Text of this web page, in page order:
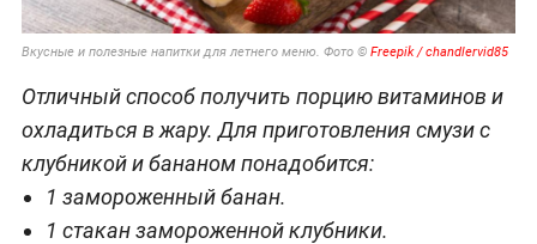
Вкусные и полезные напитки для летнего меню. Фото © Freepik / chandlervid85
Отличный способ получить порцию витаминов и
охладиться в жару. Для приготовления смузи с
клубникой и бананом понадобится:
1 замороженный банан.
1 стакан замороженной клубники.